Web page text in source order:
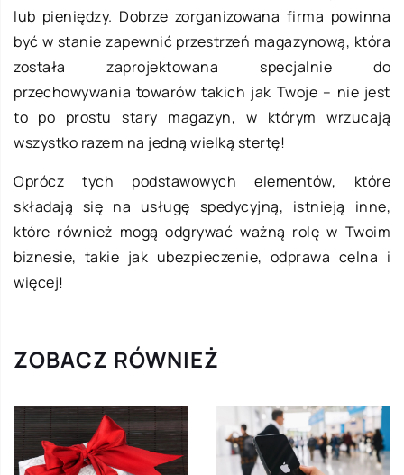
lub pieniędzy. Dobrze zorganizowana firma powinna
być w stanie zapewnić przestrzeń magazynową, która
została zaprojektowana specjalnie do
przechowywania towarów takich jak Twoje – nie jest
to po prostu stary magazyn, w którym wrzucają
wszystko razem na jedną wielką stertę!
Oprócz tych podstawowych elementów, które
składają się na usługę spedycyjną, istnieją inne,
które również mogą odgrywać ważną rolę w Twoim
biznesie, takie jak ubezpieczenie, odprawa celna i
więcej!
ZOBACZ RÓWNIEŻ